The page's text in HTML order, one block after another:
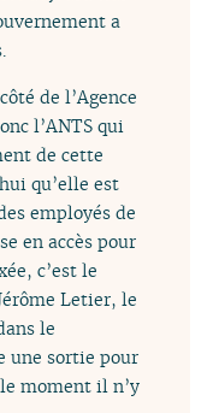
a
de l’Agence
l’ANTS qui
de cette
qu’elle est
employés de
en accès pour
c’est le
Letier, le
le
une sortie pour
moment il n’y